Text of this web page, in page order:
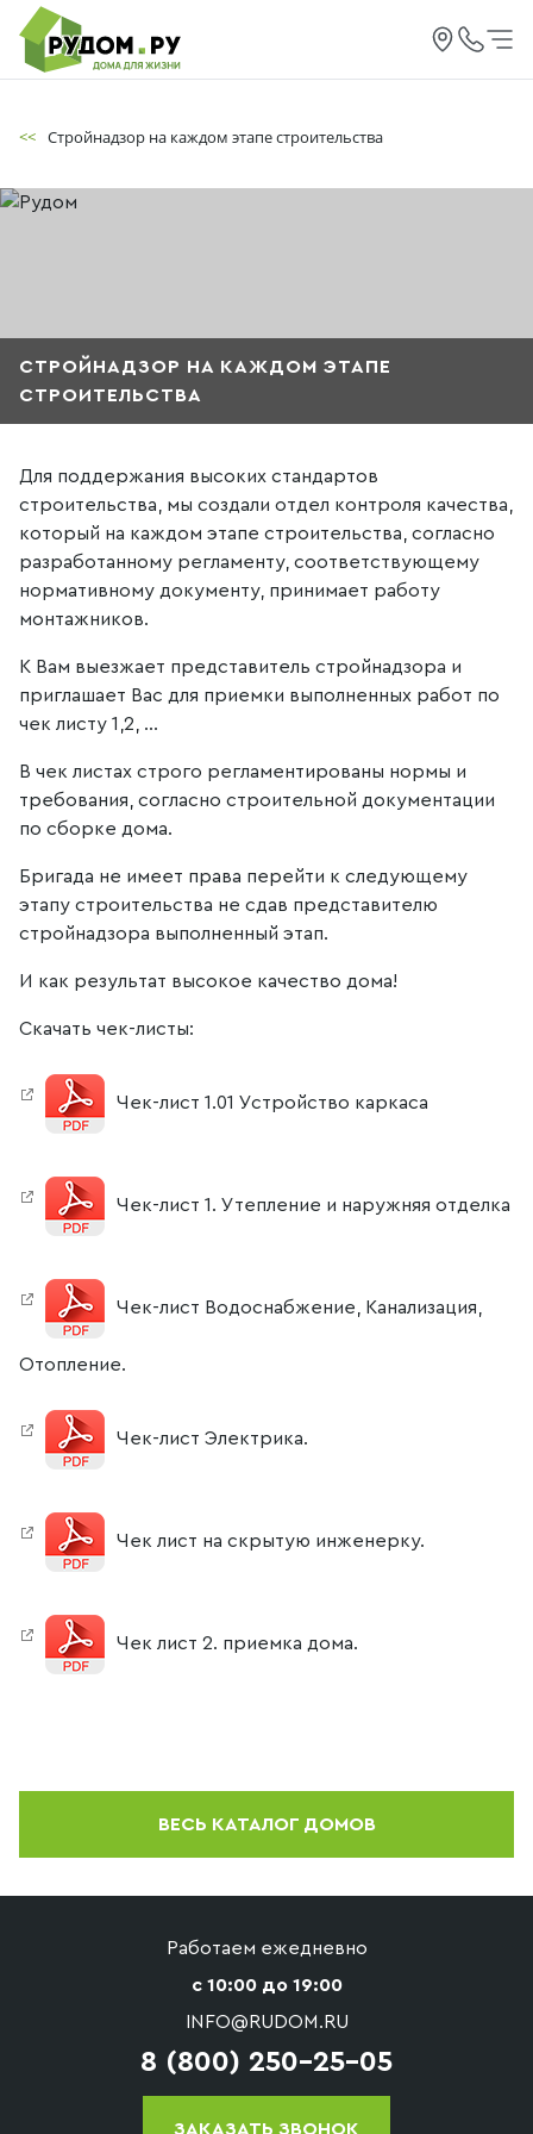
<< Стройнадзор на каждом этапе строительства
СТРОЙНАДЗОР НА КАЖДОМ ЭТАПЕ
СТРОИТЕЛЬСТВА
Для поддержания высоких стандартов
строительства, мы создали отдел контроля качества,
который на каждом этапе строительства, согласно
разработанному регламенту, соответствующему
нормативному документу, принимает работу
монтажников.
К Вам выезжает представитель стройнадзора и
приглашает Вас для приемки выполненных работ по
чек листу 1,2, ...
В чек листах строго регламентированы нормы и
требования, согласно строительной документации
по сборке дома.
Бригада не имеет права перейти к следующему
этапу строительства не сдав представителю
стройнадзора выполненный этап.
И как результат высокое качество дома!
Скачать чек-листы:
Чек-лист 1.01 Устройство каркаса
Чек-лист 1. Утепление и наружняя отделка
Чек-лист Водоснабжение, Канализация,
Отопление.
Чек-лист Электрика.
Чек лист на скрытую инженерку.
Чек лист 2. приемка дома.
ВЕСЬ КАТАЛОГ ДОМОВ
Работаем ежедневно
с 10:00 до 19:00
INFO@RUDOM.RU
8 (800) 250-25-05
ЗАКАЗАТЬ ЗВОНОК